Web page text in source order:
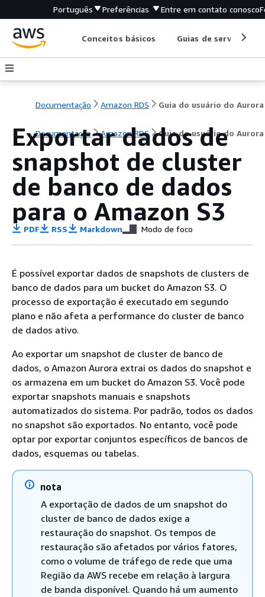
Português Preferências Entre em contato conosco
Conceitos básicos Guias de serviço
Documentação Amazon RDS Guia do usuário do Aurora
Documentação Amazon RDS Guia do usuário do Aurora
Exportar dados de
snapshot de cluster
de banco de dados
para o Amazon S3
PDF RSS Markdown Modo de foco
É possível exportar dados de snapshots de clusters de
banco de dados para um bucket do Amazon S3. O
processo de exportação é executado em segundo
plano e não afeta a performance do cluster de banco
de dados ativo.
Ao exportar um snapshot de cluster de banco de
dados, o Amazon Aurora extrai os dados do snapshot e
os armazena em um bucket do Amazon S3. Você pode
exportar snapshots manuais e snapshots
automatizados do sistema. Por padrão, todos os dados
no snapshot são exportados. No entanto, você pode
optar por exportar conjuntos específicos de bancos de
dados, esquemas ou tabelas.
nota
A exportação de dados de um snapshot do
cluster de banco de dados exige a
restauração do snapshot. Os tempos de
restauração são afetados por vários fatores,
como o volume de tráfego de rede que uma
Região da AWS recebe em relação à largura
de banda disponível. Quando há um aumento